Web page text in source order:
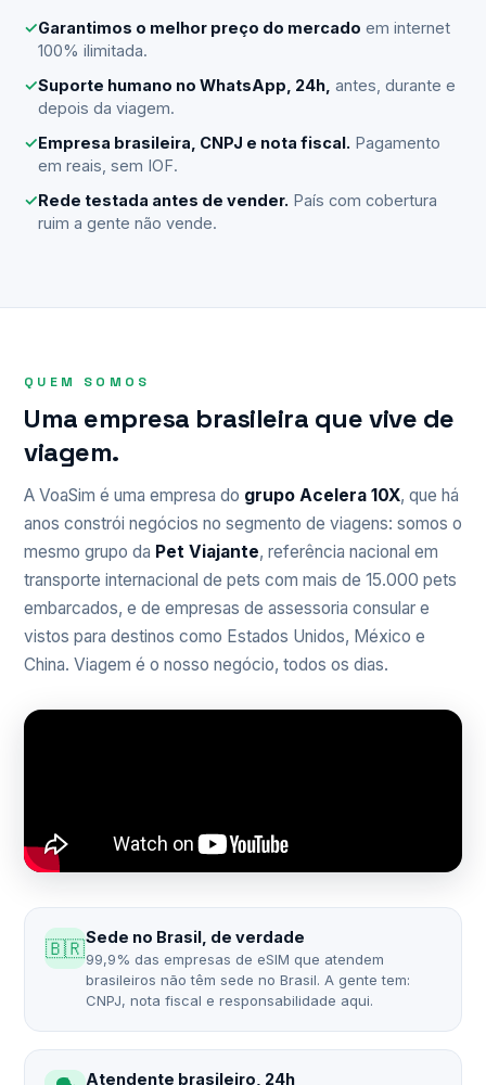
✓Garantimos o melhor preço do mercado em internet
100% ilimitada.
✓Suporte humano no WhatsApp, 24h, antes, durante e
depois da viagem.
✓Empresa brasileira, CNPJ e nota fiscal. Pagamento
em reais, sem IOF.
✓Rede testada antes de vender. País com cobertura
ruim a gente não vende.
QUEM SOMOS
Uma empresa brasileira que vive de
viagem.
A VoaSim é uma empresa do grupo Acelera 10X, que há
anos constrói negócios no segmento de viagens: somos o
mesmo grupo da Pet Viajante, referência nacional em
transporte internacional de pets com mais de 15.000 pets
embarcados, e de empresas de assessoria consular e
vistos para destinos como Estados Unidos, México e
China. Viagem é o nosso negócio, todos os dias.
🇧🇷Sede no Brasil, de verdade
99,9% das empresas de eSIM que atendem
brasileiros não têm sede no Brasil. A gente tem:
CNPJ, nota fiscal e responsabilidade aqui.
Atendente brasileiro, 24h